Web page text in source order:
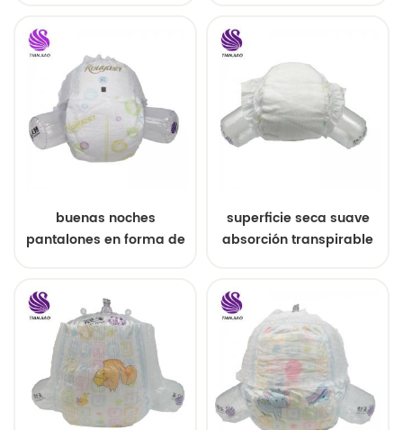
buenas noches
pantalones en forma de
superficie seca suave
absorción transpirable